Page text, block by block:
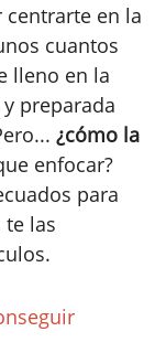
en la
cuantos
lleno en la
preparada
¿cómo la
enfocar?
para
te las